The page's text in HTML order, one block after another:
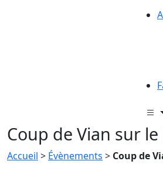
Coup de Vian sur
Accueil > Évènements > Coup de